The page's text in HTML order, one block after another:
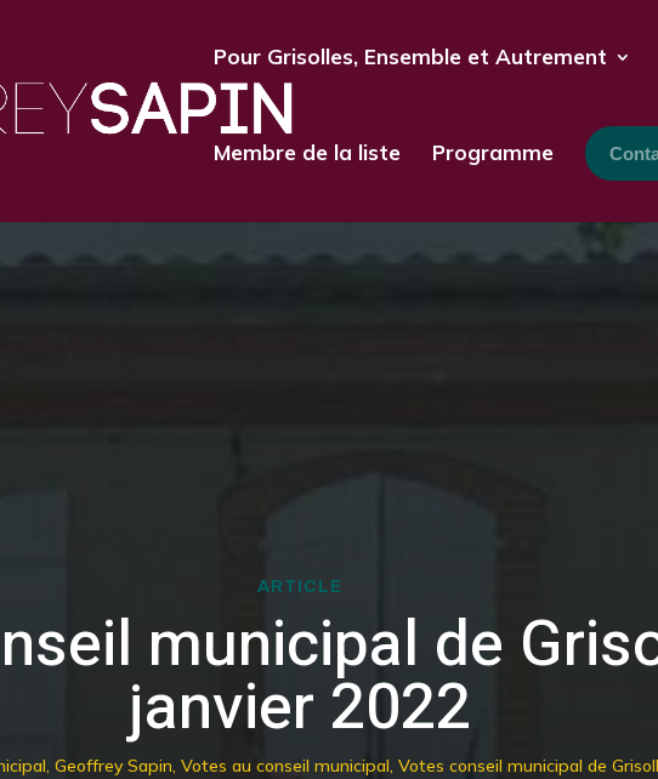
Pour Grisolles, Ensemble et Autrement
Membre de la liste Programme
ARTICLE
municipal de
janvier 2022
, Geoffrey Sapin, Votes au conseil municipal, Votes conseil municipal de